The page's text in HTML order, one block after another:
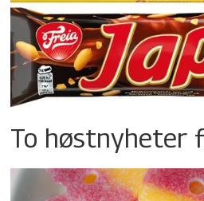
To høstnyheter